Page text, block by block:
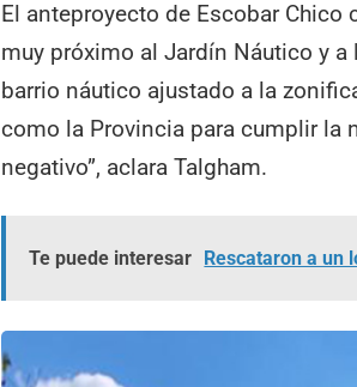
El anteproyecto de Escobar
muy próximo al Jardín Náutico y a
barrio náutico ajustado a la
como la Provincia para cumplir la
negativo”, aclara Talgham.
Te puede interesar Rescataron a un